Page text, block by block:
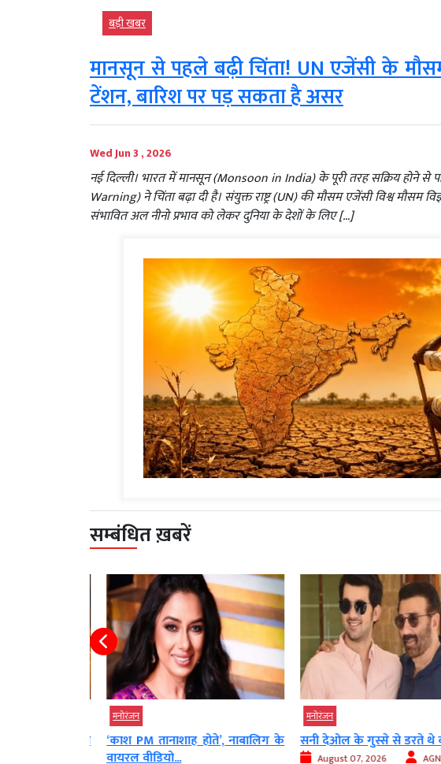
बड़ी खबर
मानसून से पहले बढ़ी चिंता! UN एजेंसी के
टेंशन, बारिश पर पड़ सकता है असर
Wed Jun 3 , 2026
नई दिल्ली। भारत में मानसून (Monsoon in India) के पूरी तरह सक्रिय होने
Warning) ने चिंता बढ़ा दी है। संयुक्त राष्ट्र (UN) की मौसम एजेंसी विश्व मौसम
संभावित अल नीनो प्रभाव को लेकर दुनिया के देशों के लिए […]
सम्बंधित ख़बरें
मनोरंजन
‘काश PM तानाशाह होते’, नाबालिग के
वायरल वीडियो...
मनोरंजन
सनी देओल के गुस्से से डरते थे
August 07, 2026